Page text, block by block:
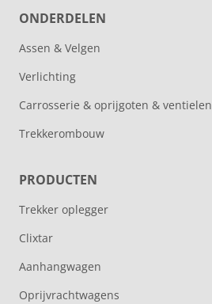
ONDERDELEN
Assen & Velgen
Verlichting
Carrosserie & oprijgoten & ventielen
Trekkerombouw
PRODUCTEN
Trekker oplegger
Clixtar
Aanhangwagen
Oprijvrachtwagens